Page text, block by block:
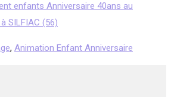
enfants Anniversaire 40ans au
SILFIAC (56)
, Animation Enfant Anniversaire